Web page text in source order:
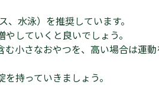
水泳）を推奨しています。
していくと良いでしょう。
小さなおやつを、高い場合は運
持っていきましょう。